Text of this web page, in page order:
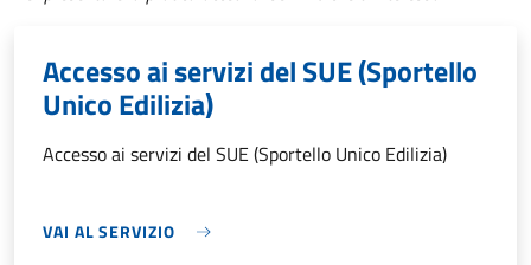
Accesso ai servizi del SUE (Sportello
Unico Edilizia)
Accesso ai servizi del SUE (Sportello Unico Edilizia)
VAI AL SERVIZIO